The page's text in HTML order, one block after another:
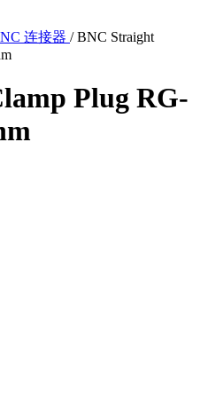
连接器 / BNC Straight
Plug RG-